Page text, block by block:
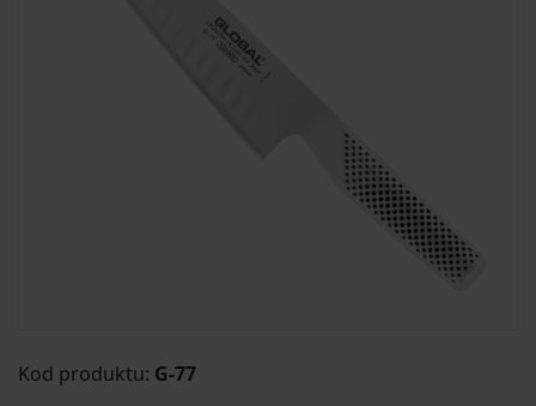
Kod produktu: G-77